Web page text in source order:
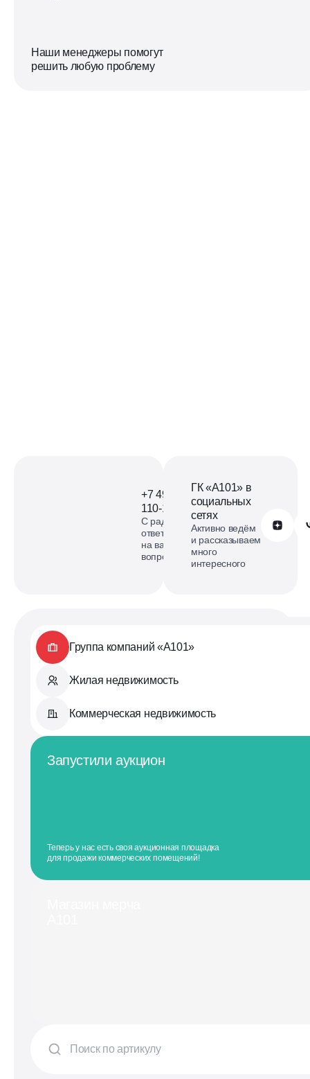
делимся событиями
Наши менеджеры помогут
решить любую проблему
+7 499
110-18-73
С радостью
ответим
на ваши
вопросы
Обратиться в А101
ГК «А101» в
социальных
сетях
Активно ведём
и рассказываем
много
интересного
Группа компаний «А101»
Жилая недвижимость
Коммерческая недвижимость
Запустили аукцион
Теперь у нас есть своя аукционная площадка
для продажи коммерческих помещений!